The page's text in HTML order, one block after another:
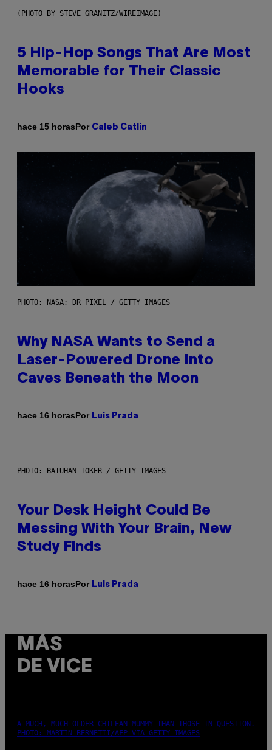
(PHOTO BY STEVE GRANITZ/WIREIMAGE)
5 Hip-Hop Songs That Are Most
Memorable for Their Classic
Hooks
hace 15 horasPor Caleb Catlin
PHOTO: NASA; DR PIXEL / GETTY IMAGES
Why NASA Wants to Send a
Laser-Powered Drone Into
Caves Beneath the Moon
hace 16 horasPor Luis Prada
PHOTO: BATUHAN TOKER / GETTY IMAGES
Your Desk Height Could Be
Messing With Your Brain, New
Study Finds
hace 16 horasPor Luis Prada
MÁS
DE VICE
A MUCH, MUCH OLDER CHILEAN MUMMY THAN THOSE IN QUESTION.
PHOTO: MARTIN BERNETTI/AFP VIA GETTY IMAGES